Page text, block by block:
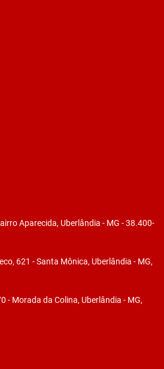
Aparecida, Uberlândia - MG - 38.400-
621 - Santa Mônica, Uberlândia - MG,
- Morada da Colina, Uberlândia - MG,